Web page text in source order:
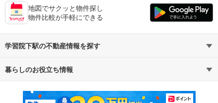
地図でサクッと物件探し
物件比較が手軽にできる
学習院下駅の不動産情報を探す
不動産・住宅
新築マンション 中古マンション
暮らしのお役立ち情報
マンションカタログ 教えて！住まいの先生